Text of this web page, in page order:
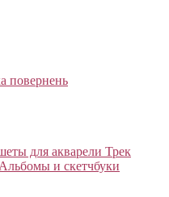
повернень
для акварели Трек
и скетчбуки